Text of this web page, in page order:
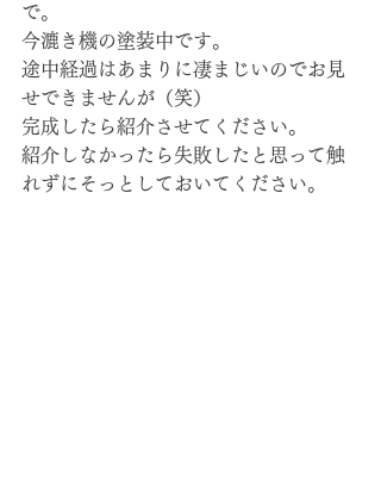
で。
今漉き機の塗装中です。
途中経過はあまりに凄まじいのでお見
せできませんが（笑）
完成したら紹介させてください。
紹介しなかったら失敗したと思って触
れずにそっとしておいてください。